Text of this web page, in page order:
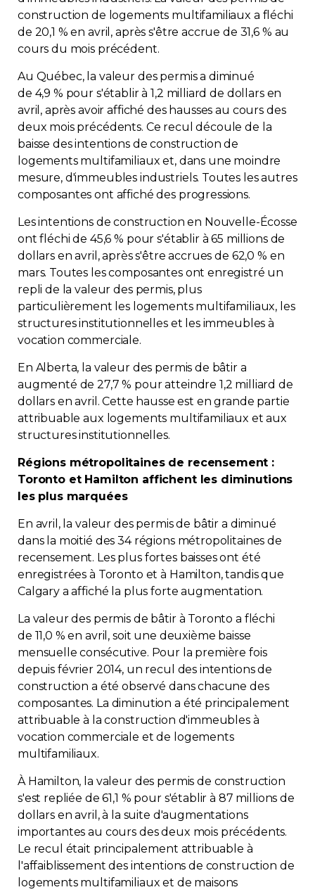
construction de logements multifamiliaux a fléchi
de 20,1 % en avril, après s'être accrue de 31,6 % au
cours du mois précédent.
Au Québec, la valeur des permis a diminué
de 4,9 % pour s'établir à 1,2 milliard de dollars en
avril, après avoir affiché des hausses au cours des
deux mois précédents. Ce recul découle de la
baisse des intentions de construction de
logements multifamiliaux et, dans une moindre
mesure, d'immeubles industriels. Toutes les autres
composantes ont affiché des progressions.
Les intentions de construction en Nouvelle-Écosse
ont fléchi de 45,6 % pour s'établir à 65 millions de
dollars en avril, après s'être accrues de 62,0 % en
mars. Toutes les composantes ont enregistré un
repli de la valeur des permis, plus
particulièrement les logements multifamiliaux, les
structures institutionnelles et les immeubles à
vocation commerciale.
En Alberta, la valeur des permis de bâtir a
augmenté de 27,7 % pour atteindre 1,2 milliard de
dollars en avril. Cette hausse est en grande partie
attribuable aux logements multifamiliaux et aux
structures institutionnelles.
Régions métropolitaines de recensement :
Toronto et Hamilton affichent les diminutions
les plus marquées
En avril, la valeur des permis de bâtir a diminué
dans la moitié des 34 régions métropolitaines de
recensement. Les plus fortes baisses ont été
enregistrées à Toronto et à Hamilton, tandis que
Calgary a affiché la plus forte augmentation.
La valeur des permis de bâtir à Toronto a fléchi
de 11,0 % en avril, soit une deuxième baisse
mensuelle consécutive. Pour la première fois
depuis février 2014, un recul des intentions de
construction a été observé dans chacune des
composantes. La diminution a été principalement
attribuable à la construction d'immeubles à
vocation commerciale et de logements
multifamiliaux.
À Hamilton, la valeur des permis de construction
s'est repliée de 61,1 % pour s'établir à 87 millions de
dollars en avril, à la suite d'augmentations
importantes au cours des deux mois précédents.
Le recul était principalement attribuable à
l'affaiblissement des intentions de construction de
logements multifamiliaux et de maisons